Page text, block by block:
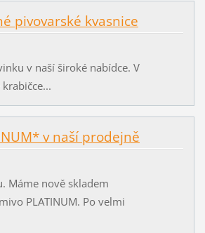
pivovarské kvasnice
v naší široké nabídce. V
v naší prodejně
Máme nově skladem
PLATINUM. Po velmi